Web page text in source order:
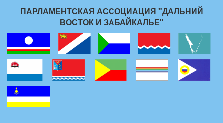
ПАРЛАМЕНТСКАЯ АССОЦИАЦИЯ "ДАЛЬНИЙ
ВОСТОК И ЗАБАЙКАЛЬЕ"